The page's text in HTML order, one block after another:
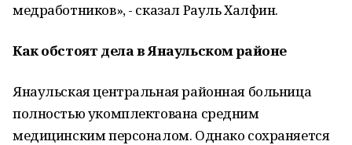
медработников», - сказал Рауль Халфин.
Как обстоят дела в Янаульском районе
Янаульская центральная районная больница
полностью укомплектована средним
медицинским персоналом. Однако сохраняется